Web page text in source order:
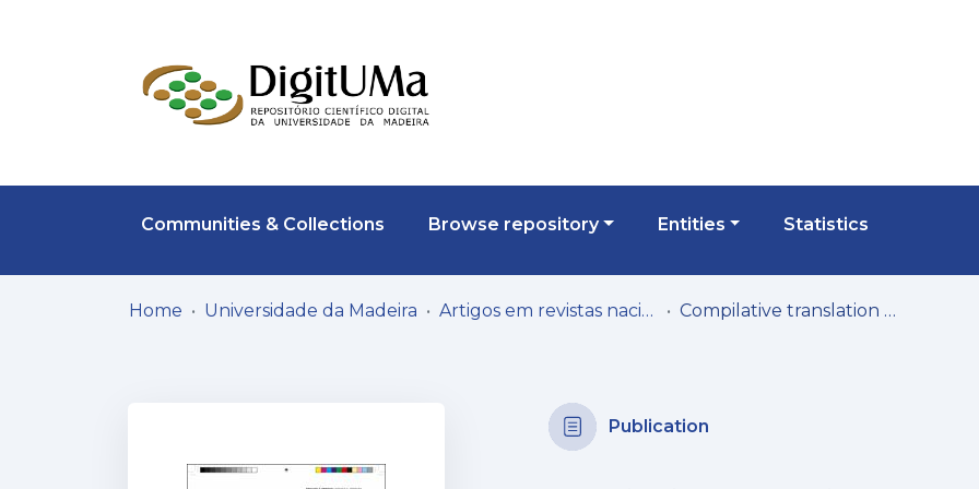
Communities & Collections Browse repository Entities Statistics
Home Universidade da Madeira Artigos em revistas nacionais Compilative translation and the role of translator in the portuguese theater: the case of Claudio Tolcachir’s A omissão da família Coleman (2017-2023)
Publication